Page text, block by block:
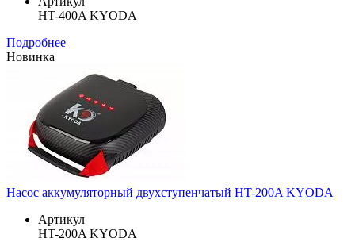
HT-400A KYODA
Подробнее
Новинка
Насос аккумуляторный двухступенчатый HT-200A KYODA
Артикул
HT-200A KYODA